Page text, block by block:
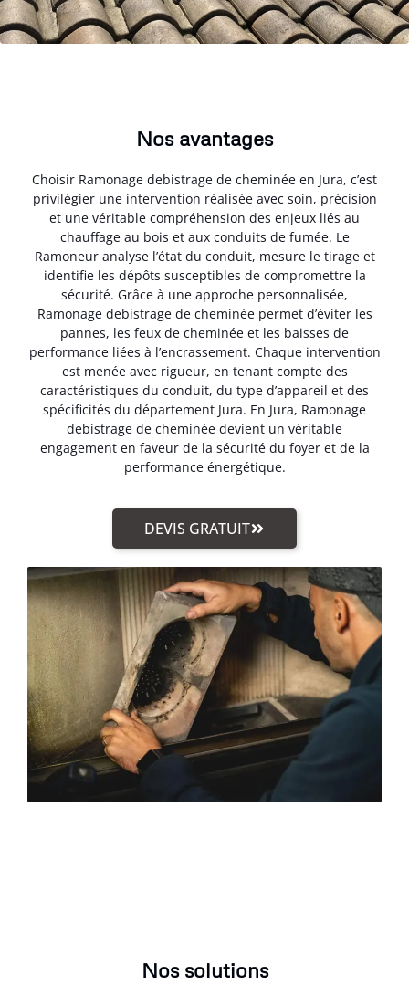
Nos avantages
Choisir Ramonage debistrage de cheminée en Jura, c’est
privilégier une intervention réalisée avec soin, précision
et une véritable compréhension des enjeux liés au
chauffage au bois et aux conduits de fumée. Le
Ramoneur analyse l’état du conduit, mesure le tirage et
identifie les dépôts susceptibles de compromettre la
sécurité. Grâce à une approche personnalisée,
Ramonage debistrage de cheminée permet d’éviter les
pannes, les feux de cheminée et les baisses de
performance liées à l’encrassement. Chaque intervention
est menée avec rigueur, en tenant compte des
caractéristiques du conduit, du type d’appareil et des
spécificités du département Jura. En Jura, Ramonage
debistrage de cheminée devient un véritable
engagement en faveur de la sécurité du foyer et de la
performance énergétique.
DEVIS GRATUIT
Nos solutions